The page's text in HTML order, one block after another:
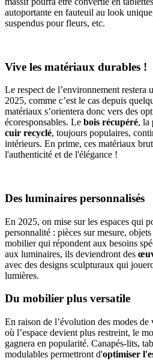
autoportante en fauteuil au look
suspendus pour fleurs, etc.
Vive les matériaux durables !
Le respect de l’environnement restera
2025, comme c’est le cas depuis
matériaux s’orientera donc vers des
écoresponsables. Le bois récupéré, la
cuir recyclé, toujours populaires,
intérieurs. En prime, ces matériaux
l'authenticité et de l'élégance !
Des luminaires personnalisés
En 2025, on mise sur les espaces qui
personnalité : pièces sur mesure,
mobilier qui répondent aux besoins
aux luminaires, ils deviendront des
avec des designs sculpturaux qui
lumières.
Du mobilier plus versatile
En raison de l’évolution des modes
où l’espace devient plus restreint, le
gagnera en popularité. Canapés-lits,
modulables permettront d'optimiser